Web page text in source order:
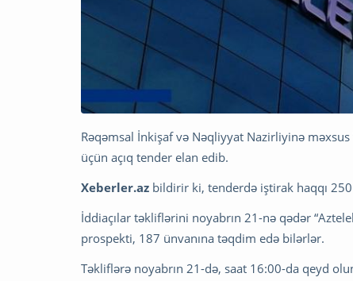
Rəqəmsal İnkişaf və Nəqliyyat Nazirliyinə
üçün açıq tender elan edib.
Xeberler.az bildirir ki, tenderdə iştirak haqqı
İddiaçılar təkliflərini noyabrın 21-nə qədər
prospekti, 187 ünvanına təqdim edə bilərlər.
Təkliflərə noyabrın 21-də, saat 16:00-da qeyd